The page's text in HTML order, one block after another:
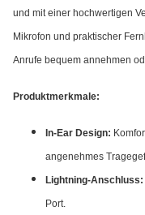
und mit einer hochwertigen
Mikrofon und praktischer
Anrufe bequem annehmen
Produktmerkmale:
In-Ear Design:
angenehmes
Lightning-Anschluss:
Port.